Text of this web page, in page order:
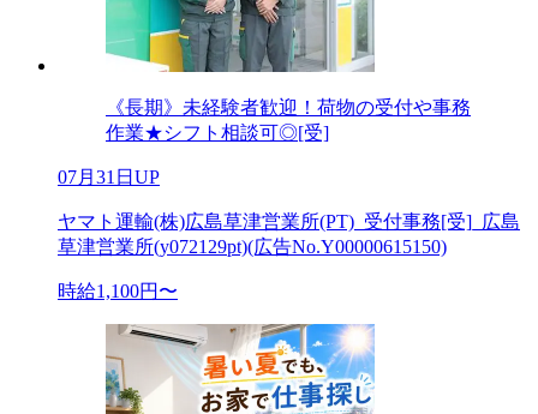
《長期》未経験者歓迎！荷物の受付や事務
作業★シフト相談可◎[受]
07月31日UP
ヤマト運輸(株)広島草津営業所(PT)_受付事務[受]_広島
草津営業所(y072129pt)(広告No.Y00000615150)
時給1,100円〜